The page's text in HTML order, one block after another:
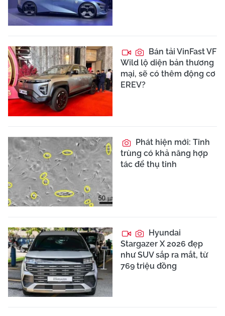
Bán tải VinFast VF
Wild lộ diện bản thương
mại, sẽ có thêm động cơ
EREV?
Phát hiện mới: Tinh
trùng có khả năng hợp
tác để thụ tinh
Hyundai
Stargazer X 2026 đẹp
như SUV sắp ra mắt, từ
769 triệu đồng